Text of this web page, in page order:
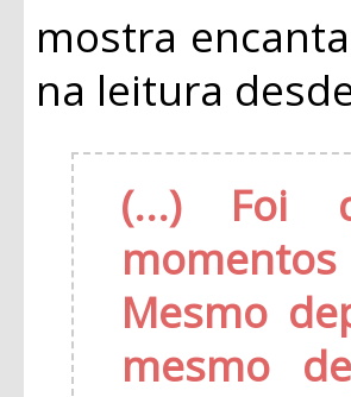
mostra
na leitura
(...) Foi
Mesmo
mesmo